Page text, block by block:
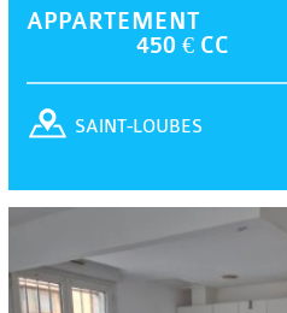
APPARTEMENT
450 € CC
SAINT-LOUBES